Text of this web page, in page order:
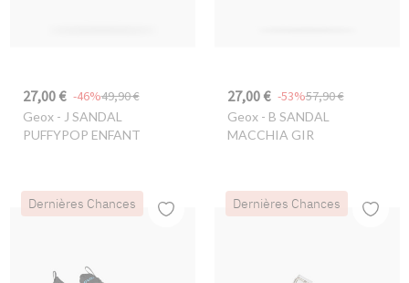
27,00 € 49,90 €
-46%
Geox- J SANDAL
PUFFYPOP ENFANT
27,00 € 57,90 €
-53%
Geox- B SANDAL
MACCHIA GIR
Dernières Chances Dernières Chances